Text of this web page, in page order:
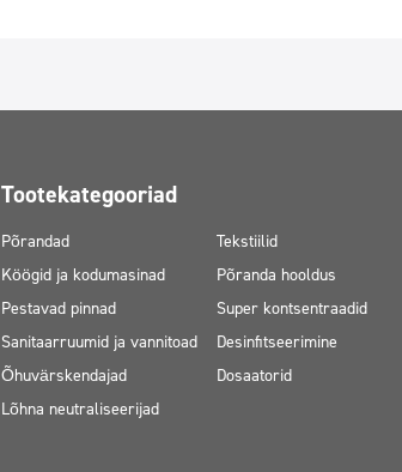
Tootekategooriad
Põrandad
Köögid ja kodumasinad
Pestavad pinnad
Sanitaarruumid ja vannitoad
Õhuvärskendajad
Lõhna neutraliseerijad
Tekstiilid
Põranda hooldus
Super kontsentraadid
Desinfitseerimine
Dosaatorid